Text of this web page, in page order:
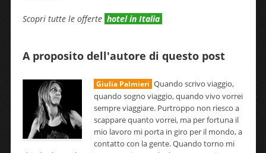
Scopri tutte le offerte hotel in Italia
A proposito dell'autore di questo post
Giulia Palmieri Quando scrivo viaggio,
quando sogno viaggio, quando vivo vorrei
sempre viaggiare. Purtroppo non riesco a
scappare quanto vorrei, ma per fortuna il
mio lavoro mi porta in giro per il mondo, a
contatto con la gente. Quando torno mi